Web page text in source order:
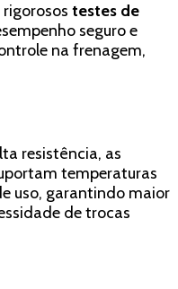
testes de
seguro e
na frenagem,
resistência, as
temperaturas
uso, garantindo maior
de trocas